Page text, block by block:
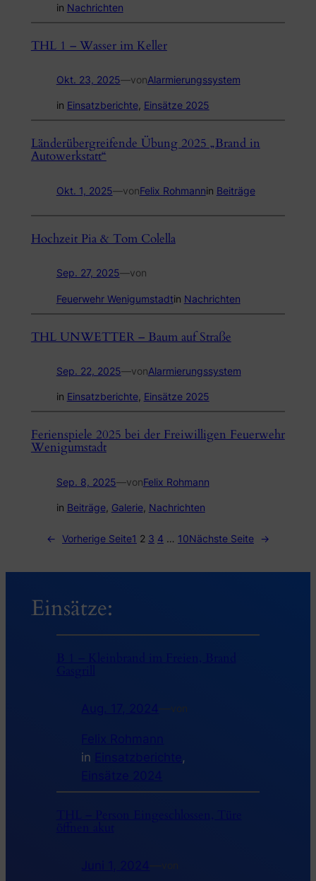
in Nachrichten
THL 1 – Wasser im Keller
Okt. 23, 2025—vonAlarmierungssystem
in Einsatzberichte, Einsätze 2025
Länderübergreifende Übung 2025 „Brand in
Autowerkstatt“
Okt. 1, 2025—vonFelix Rohmannin Beiträge
Hochzeit Pia & Tom Colella
Sep. 27, 2025—von
Feuerwehr Wenigumstadtin Nachrichten
THL UNWETTER – Baum auf Straße
Sep. 22, 2025—vonAlarmierungssystem
in Einsatzberichte, Einsätze 2025
Ferienspiele 2025 bei der Freiwilligen Feuerwehr
Wenigumstadt
Sep. 8, 2025—vonFelix Rohmann
in Beiträge, Galerie, Nachrichten
← Vorherige Seite1 2 3 4 … 10Nächste Seite →
Einsätze:
B 1 – Kleinbrand im Freien, Brand
Gasgrill
Aug. 17, 2024—von
in
von